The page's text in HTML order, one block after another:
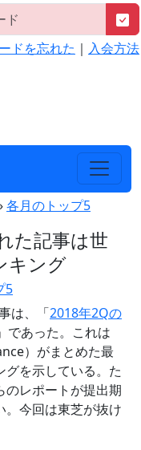
ドを忘れた ｜ 入会方法
各月のトップ5
た記事は世
キング
5
は、「2018年2Qの
であった。これは
）がまとめた最
グを示している。た
のレポートが提出期
。今回は東芝が抜け